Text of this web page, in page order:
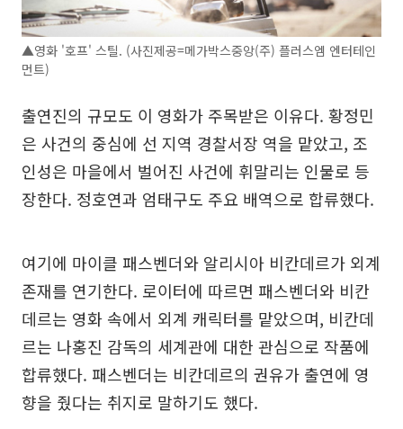
▲영화 '호프' 스틸. (사진제공=메가박스중앙(주) 플러스엠 엔터테인
먼트)
출연진의 규모도 이 영화가 주목받은 이유다. 황정민
은 사건의 중심에 선 지역 경찰서장 역을 맡았고, 조
인성은 마을에서 벌어진 사건에 휘말리는 인물로 등
장한다. 정호연과 엄태구도 주요 배역으로 합류했다.
여기에 마이클 패스벤더와 알리시아 비칸데르가 외계
존재를 연기한다. 로이터에 따르면 패스벤더와 비칸
데르는 영화 속에서 외계 캐릭터를 맡았으며, 비칸데
르는 나홍진 감독의 세계관에 대한 관심으로 작품에
합류했다. 패스벤더는 비칸데르의 권유가 출연에 영
향을 줬다는 취지로 말하기도 했다.